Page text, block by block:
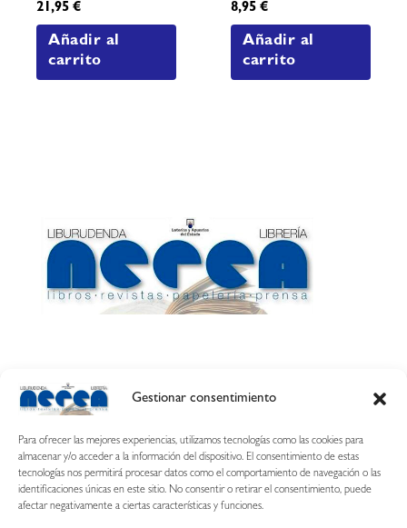
Gestionar consentimiento
Para ofrecer las mejores experiencias, utilizamos tecnologías como las cookies para
almacenar y/o acceder a la información del dispositivo. El consentimiento de estas
tecnologías nos permitirá procesar datos como el comportamiento de navegación o las
identificaciones únicas en este sitio. No consentir o retirar el consentimiento, puede
afectar negativamente a ciertas características y funciones.
21,95€
Añadir al
carrito
8,95€
Añadir al
carrito
Calle Esquíroz, 27
687 54 31 70
nerearetamonge@gmail.com